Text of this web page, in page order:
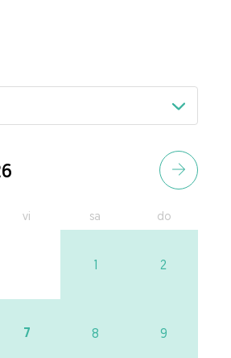
vi sa do
1 2
7 8 9